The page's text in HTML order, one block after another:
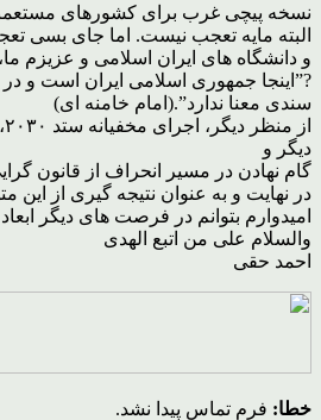
نسخه پیچی غرب برای کشورهای
البته مایه تعجب نیست. اما جای بسی
و دانشگاه های ایران اسلامی و عزیزم
?”اینجا جمهوری اسلامی ایران است و
سندی معنا ندارد”.(امام خامنه ای)
دیگر و
گام نهادن در مسیر انحراف از قانون
امیدوارم بتوانم در فرصت های دیگر
والسلام علی من اتبع الهدی
احمد حقی
خطا: فرم تماس پیدا نشد.